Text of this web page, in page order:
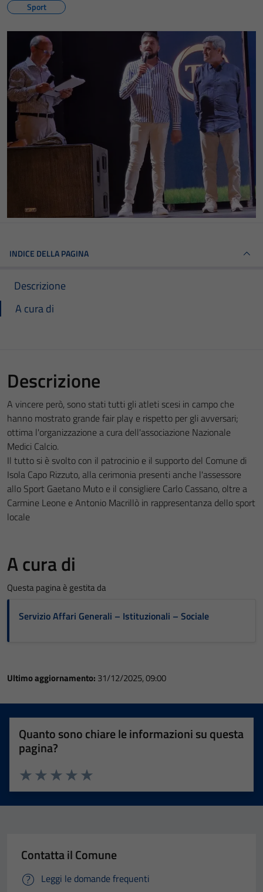
Sport
INDICE DELLA PAGINA
Descrizione
A cura di
Descrizione
A vincere però, sono stati tutti gli atleti scesi in campo che
hanno mostrato grande fair play e rispetto per gli avversari;
ottima l'organizzazione a cura dell'associazione Nazionale
Medici Calcio.
Il tutto si è svolto con il patrocinio e il supporto del Comune di
Isola Capo Rizzuto, alla cerimonia presenti anche l'assessore
allo Sport Gaetano Muto e il consigliere Carlo Cassano, oltre a
Carmine Leone e Antonio Macrillò in rappresentanza dello sport
locale
A cura di
Questa pagina è gestita da
Servizio Affari Generali – Istituzionali – Sociale
Ultimo aggiornamento: 31/12/2025, 09:00
Quanto sono chiare le informazioni su questa
pagina?
Valuta 5 stelle su 5
Valuta 4 stelle su 5
Valuta 3 stelle su 5
Valuta 2 stelle su 5
Valuta 1 stelle su 5
Contatta il Comune
Leggi le domande frequenti